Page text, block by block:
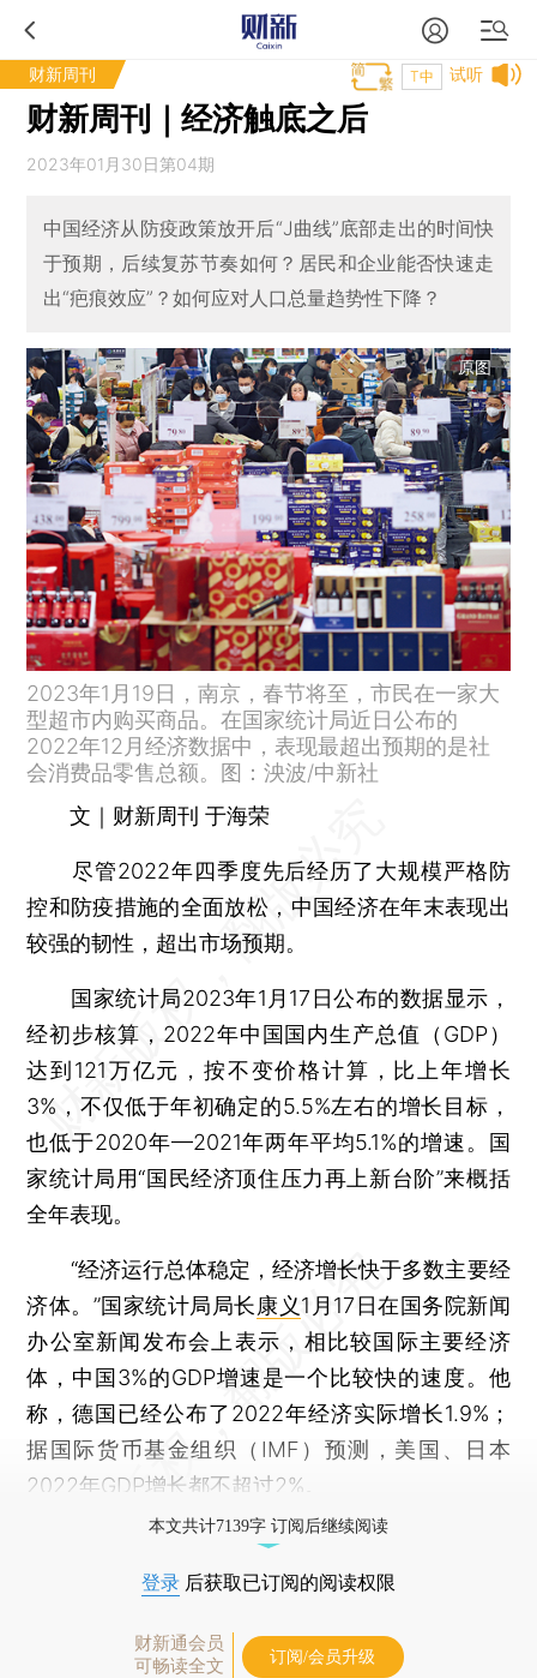
财新周刊 试听
T中
财新周刊｜经济触底之后
2023年01月30日第04期
中国经济从防疫政策放开后“J曲线”底部走出的时间快
于预期，后续复苏节奏如何？居民和企业能否快速走
出“疤痕效应”？如何应对人口总量趋势性下降？
原图
2023年1月19日，南京，春节将至，市民在一家大
型超市内购买商品。在国家统计局近日公布的
2022年12月经济数据中，表现最超出预期的是社
会消费品零售总额。图：泱波/中新社
文｜财新周刊 于海荣
尽管2022年四季度先后经历了大规模严格防
控和防疫措施的全面放松，中国经济在年末表现出
较强的韧性，超出市场预期。
国家统计局2023年1月17日公布的数据显示，
经初步核算，2022年中国国内生产总值（GDP）
达到121万亿元，按不变价格计算，比上年增长
3%，不仅低于年初确定的5.5%左右的增长目标，
也低于2020年—2021年两年平均5.1%的增速。国
家统计局用“国民经济顶住压力再上新台阶”来概括
全年表现。
“经济运行总体稳定，经济增长快于多数主要经
济体。”国家统计局局长康义1月17日在国务院新闻
办公室新闻发布会上表示，相比较国际主要经济
体，中国3%的GDP增速是一个比较快的速度。他
称，德国已经公布了2022年经济实际增长1.9%；
据国际货币基金组织（IMF）预测，美国、日本
2022年GDP增长都不超过2%。
本文共计7139字 订阅后继续阅读
登录 后获取已订阅的阅读权限
财新通会员
可畅读全文
订阅/会员升级